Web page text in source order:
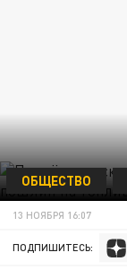
ОБЩЕСТВО
13 НОЯБРЯ 16:07
ПОДПИШИТЕСЬ: